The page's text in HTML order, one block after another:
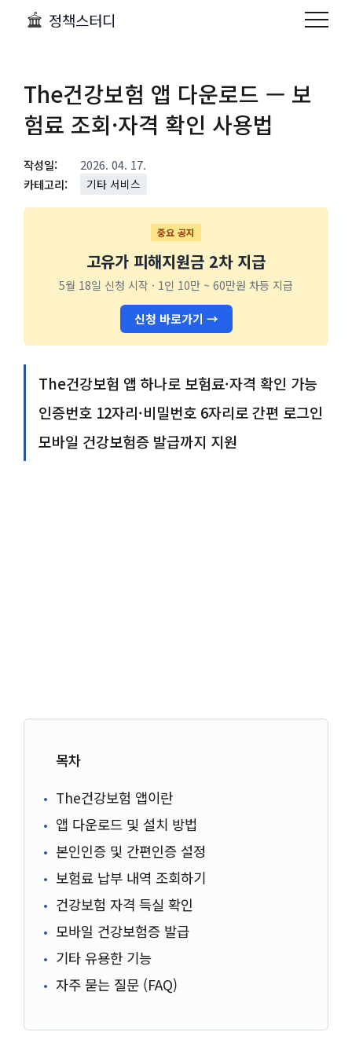
정책스터디
The건강보험 앱 다운로드 — 보
험료 조회·자격 확인 사용법
작성일:
2026. 04. 17.
카테고리:
기타 서비스
중요 공지
고유가 피해지원금 2차 지급
5월 18일 신청 시작 · 1인 10만 ~ 60만원 차등 지급
신청 바로가기 →
The건강보험 앱 하나로 보험료·자격 확인 가능
인증번호 12자리·비밀번호 6자리로 간편 로그인
모바일 건강보험증 발급까지 지원
목차
The건강보험 앱이란
앱 다운로드 및 설치 방법
본인인증 및 간편인증 설정
보험료 납부 내역 조회하기
건강보험 자격 득실 확인
모바일 건강보험증 발급
기타 유용한 기능
자주 묻는 질문 (FAQ)